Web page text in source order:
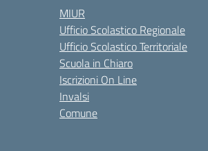
MIUR
Ufficio Scolastico Regionale
Ufficio Scolastico Territoriale
Scuola in Chiaro
Iscrizioni On Line
Invalsi
Comune